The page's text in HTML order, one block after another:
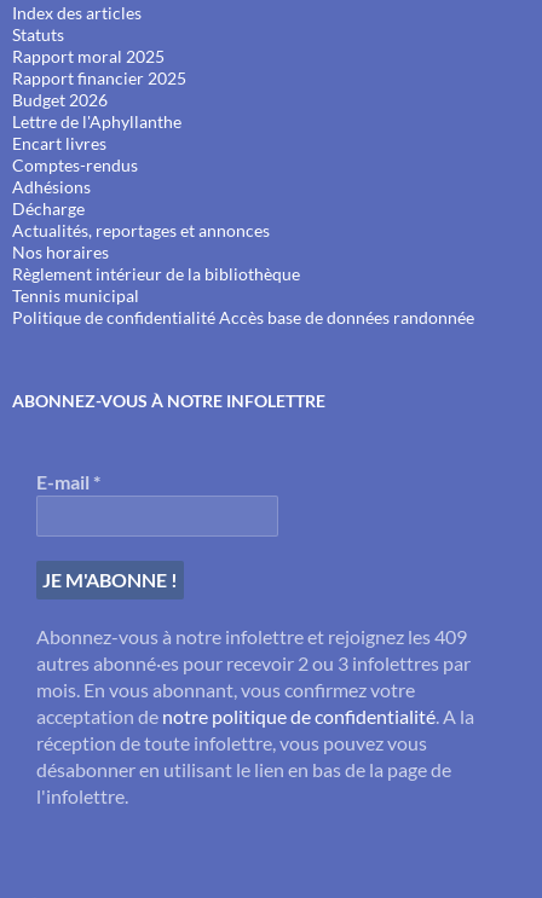
Index des articles
Statuts
Rapport moral 2025
Rapport financier 2025
Budget 2026
Lettre de l'Aphyllanthe
Encart livres
Comptes-rendus
Adhésions
Décharge
Actualités, reportages et annonces
Nos horaires
Règlement intérieur de la bibliothèque
Tennis municipal
Politique de confidentialitéAccès base de données randonnée
ABONNEZ-VOUS À NOTRE INFOLETTRE
E-mail *
Abonnez-vous à notre infolettre et rejoignez les 409
autres abonné·es pour recevoir 2 ou 3 infolettres par
mois. En vous abonnant, vous confirmez votre
acceptation de notre politique de confidentialité . A la
réception de toute infolettre, vous pouvez vous
désabonner en utilisant le lien en bas de la page de
l'infolettre.